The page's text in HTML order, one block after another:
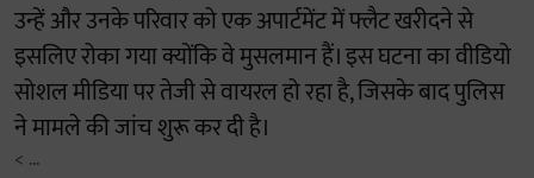
उन्हें और उनके परिवार को एक अपार्टमेंट में फ्लैट खरीदने से
इसलिए रोका गया क्योंकि वे मुसलमान हैं। इस घटना का वीडियो
सोशल मीडिया पर तेजी से वायरल हो रहा है, जिसके बाद पुलिस
ने मामले की जांच शुरू कर दी है।
< ...